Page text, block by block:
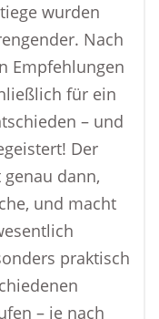
wurden
Nach
Empfehlungen
für ein
– und
Der
dann,
und macht
praktisch
– je nach